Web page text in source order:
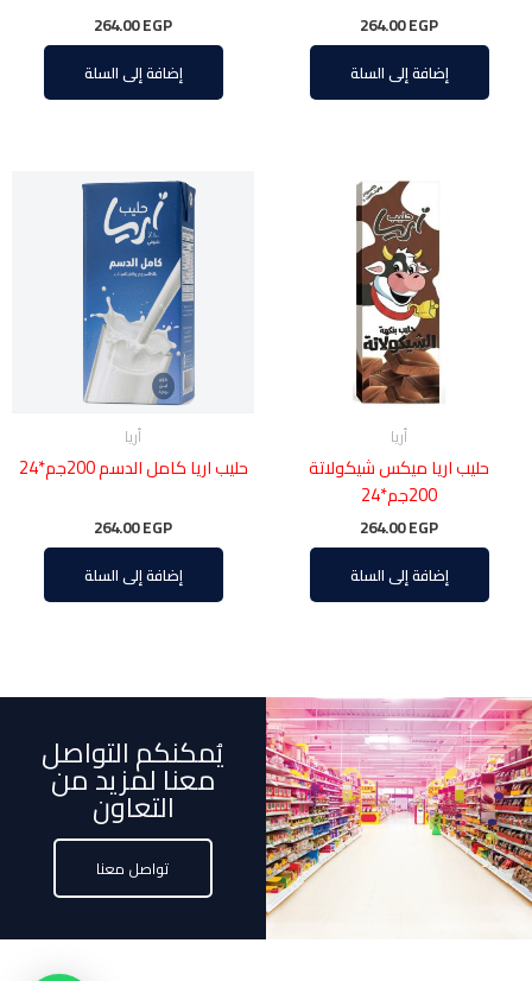
264.00EGP
إضافة إلى السلة
264.00EGP
إضافة إلى السلة
أريا
حليب اريا ميكس شيكولاتة
200جم*24
264.00EGP
إضافة إلى السلة
أريا
حليب اريا كامل الدسم 200جم*24
264.00EGP
إضافة إلى السلة
يُمكنكم التواصل
معنا لمزيد من
التعاون
تواصل معنا